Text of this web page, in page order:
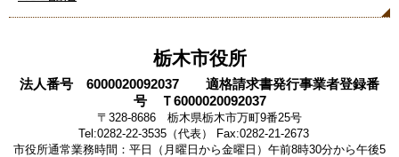
栃木市役所
法人番号 6000020092037 適格請求書発行事業者登録番
号 Ｔ6000020092037
〒328-8686 栃木県栃木市万町9番25号
Tel:0282-22-3535（代表） Fax:0282-21-2673
市役所通常業務時間：平日（月曜日から金曜日）午前8時30分から午後5